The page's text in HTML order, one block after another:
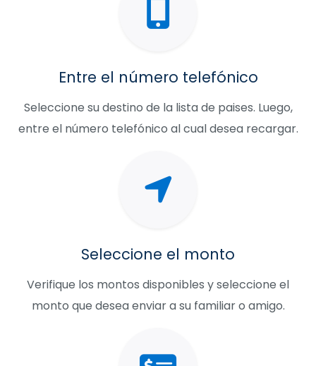
Entre el número telefónico
Seleccione su destino de la lista de paises. Luego,
entre el número telefónico al cual desea recargar.
Seleccione el monto
Verifique los montos disponibles y seleccione el
monto que desea enviar a su familiar o amigo.